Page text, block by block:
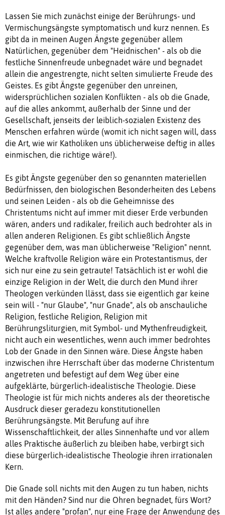
Lassen Sie mich zunächst einige der Berührungs- und
Vermischungsängste symptomatisch und kurz nennen. Es
gibt da in meinen Augen Ängste gegenüber allem
Natürlichen, gegenüber dem "Heidnischen" - als ob die
festliche Sinnenfreude unbegnadet wäre und begnadet
allein die angestrengte, nicht selten simulierte Freude des
Geistes. Es gibt Ängste gegenüber den unreinen,
widersprüchlichen sozialen Konflikten - als ob die Gnade,
auf die alles ankommt, außerhalb der Sinne und der
Gesellschaft, jenseits der leiblich-sozialen Existenz des
Menschen erfahren würde (womit ich nicht sagen will, dass
die Art, wie wir Katholiken uns üblicherweise deftig in alles
einmischen, die richtige wäre!).
Es gibt Ängste gegenüber den so genannten materiellen
Bedürfnissen, den biologischen Besonderheiten des Lebens
und seinen Leiden - als ob die Geheimnisse des
Christentums nicht auf immer mit dieser Erde verbunden
wären, anders und radikaler, freilich auch bedrohter als in
allen anderen Religionen. Es gibt schließlich Ängste
gegenüber dem, was man üblicherweise "Religion" nennt.
Welche kraftvolle Religion wäre ein Protestantismus, der
sich nur eine zu sein getraute! Tatsächlich ist er wohl die
einzige Religion in der Welt, die durch den Mund ihrer
Theologen verkünden llässt, dass sie eigentlich gar keine
sein will - "nur Glaube", "nur Gnade", als ob anschauliche
Religion, festliche Religion, Religion mit
Berührungsliturgien, mit Symbol- und Mythenfreudigkeit,
nicht auch ein wesentliches, wenn auch immer bedrohtes
Lob der Gnade in den Sinnen wäre. Diese Ängste haben
inzwischen ihre Herrschaft über das moderne Christentum
angetreten und befestigt auf dem Weg über eine
aufgeklärte, bürgerlich-idealistische Theologie. Diese
Theologie ist für mich nichts anderes als der theoretische
Ausdruck dieser geradezu konstitutionellen
Berührungsängste. Mit Berufung auf ihre
Wissenschaftlichkeit, der alles Sinnenhafte und vor allem
alles Praktische äußerlich zu bleiben habe, verbirgt sich
diese bürgerlich-idealistische Theologie ihren irrationalen
Kern.
Die Gnade soll nichts mit den Augen zu tun haben, nichts
mit den Händen? Sind nur die Ohren begnadet, fürs Wort?
Ist alles andere "profan", nur eine Frage der Anwendung des